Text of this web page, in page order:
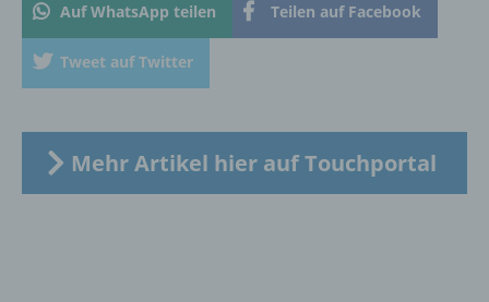
Auf WhatsApp teilen Teilen auf Facebook
Tweet auf Twitter
Mehr Artikel hier auf Touchportal
die sich auf eine natürliche Person beziehen,
zu bewerten, insbesondere, um Aspekte
bezüglich Arbeitsleistung, wirtschaftlicher
vorherzusagen.